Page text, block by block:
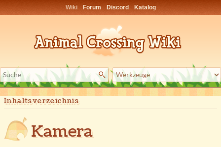
Wiki Forum Discord Katalog
Inhaltsverzeichnis
Kamera